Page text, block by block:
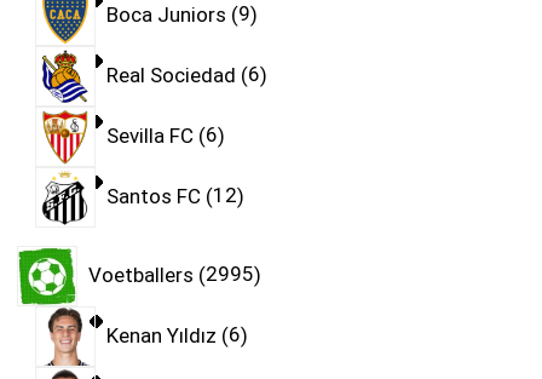
Boca Juniors 9
Real Sociedad 6
Sevilla FC 6
Santos FC 12
Voetballers 2995
Kenan Yıldız 6